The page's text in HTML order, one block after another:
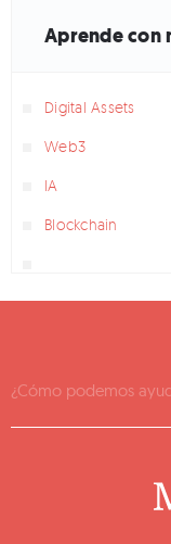
Aprende con
Digital Assets
Web3
IA
Blockchain
¿Cómo podemos